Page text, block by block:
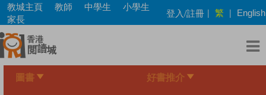
Skip
main
content
教城主頁 教師 中學生
小學生
家長
登入/註冊 | 繁 | English
圖書 好書推介